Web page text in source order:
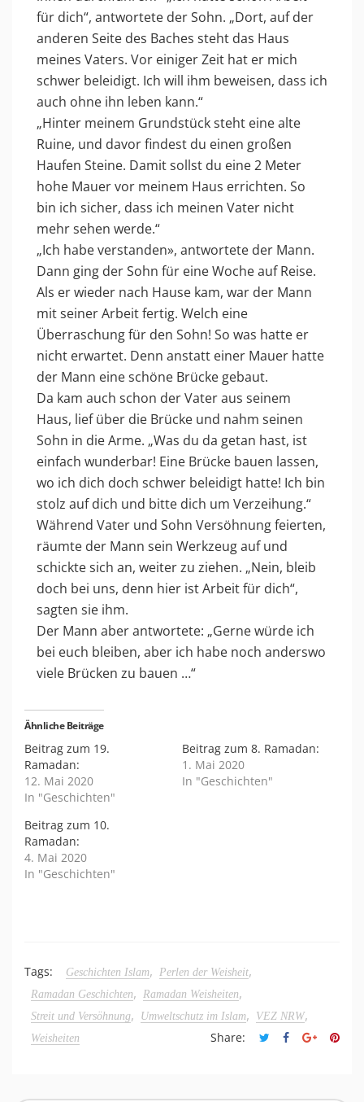
für dich“, antwortete der Sohn. „Dort, auf der
anderen Seite des Baches steht das Haus
meines Vaters. Vor einiger Zeit hat er mich
schwer beleidigt. Ich will ihm beweisen, dass ich
auch ohne ihn leben kann.“
„Hinter meinem Grundstück steht eine alte
Ruine, und davor findest du einen großen
Haufen Steine. Damit sollst du eine 2 Meter
hohe Mauer vor meinem Haus errichten. So
bin ich sicher, dass ich meinen Vater nicht
mehr sehen werde.“
„Ich habe verstanden», antwortete der Mann.
Dann ging der Sohn für eine Woche auf Reise.
Als er wieder nach Hause kam, war der Mann
mit seiner Arbeit fertig. Welch eine
Überraschung für den Sohn! So was hatte er
nicht erwartet. Denn anstatt einer Mauer hatte
der Mann eine schöne Brücke gebaut.
Da kam auch schon der Vater aus seinem
Haus, lief über die Brücke und nahm seinen
Sohn in die Arme. „Was du da getan hast, ist
einfach wunderbar! Eine Brücke bauen lassen,
wo ich dich doch schwer beleidigt hatte! Ich bin
stolz auf dich und bitte dich um Verzeihung.“
Während Vater und Sohn Versöhnung feierten,
räumte der Mann sein Werkzeug auf und
schickte sich an, weiter zu ziehen. „Nein, bleib
doch bei uns, denn hier ist Arbeit für dich“,
sagten sie ihm.
Der Mann aber antwortete: „Gerne würde ich
bei euch bleiben, aber ich habe noch anderswo
viele Brücken zu bauen …“
Ähnliche Beiträge
Beitrag zum 19.
Ramadan:
12. Mai 2020
In "Geschichten"
Beitrag zum 8. Ramadan:
1. Mai 2020
In "Geschichten"
Beitrag zum 10.
Ramadan:
4. Mai 2020
In "Geschichten"
Tags: Geschichten Islam, Perlen der Weisheit,
Ramadan Geschichten, Ramadan Weisheiten,
Streit und Versöhnung, Umweltschutz im Islam, VEZ NRW,
Weisheiten Share: